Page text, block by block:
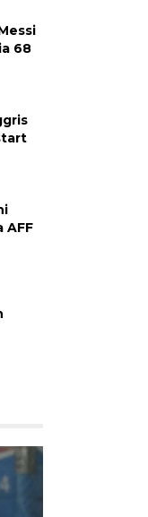
68
AFF